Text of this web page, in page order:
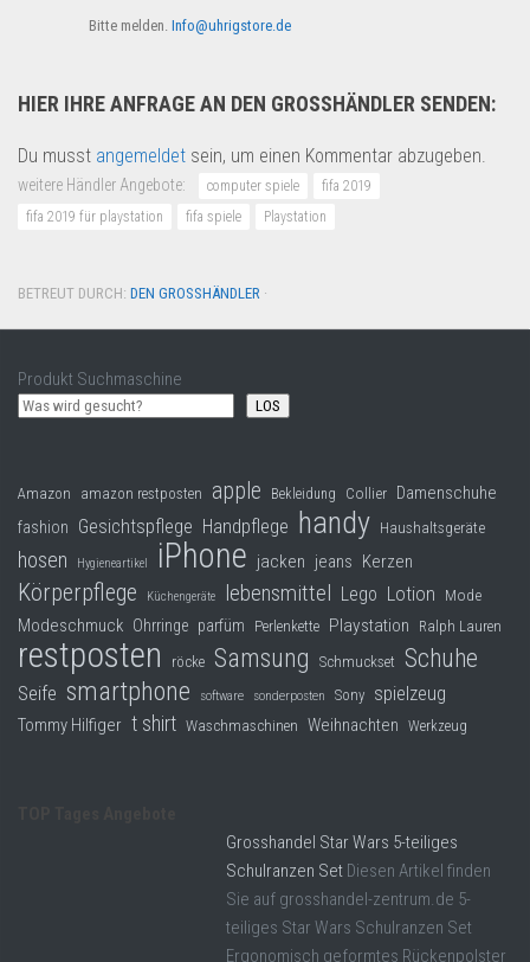
Bitte melden. Info@uhrigstore.de
HIER IHRE ANFRAGE AN DEN GROSSHÄNDLER SENDEN:
Du musst angemeldet sein, um einen Kommentar abzugeben.
weitere Händler Angebote: computer spiele
fifa 2019
fifa 2019 für playstation
fifa spiele Playstation
BETREUT DURCH: DEN GROSSHÄNDLER ·
Produkt Suchmaschine
LOS
Amazon amazon restposten apple Bekleidung Collier Damenschuhe
fashion Gesichtspflege Handpflege handy Haushaltsgeräte
hosen Hygieneartikel iPhone jacken jeans Kerzen
Körperpflege Küchengeräte lebensmittel Lego Lotion Mode
Modeschmuck Ohrringe parfüm Perlenkette Playstation Ralph Lauren
restposten röcke Samsung Schmuckset Schuhe
Seife smartphone software sonderposten Sony spielzeug
Tommy Hilfiger t shirt Waschmaschinen Weihnachten Werkzeug
Grosshandel Star Wars 5-teiliges
Schulranzen Set Diesen Artikel finden
Sie auf grosshandel-zentrum.de 5-
teiliges Star Wars Schulranzen Set
Ergonomisch geformtes Rückenpolster